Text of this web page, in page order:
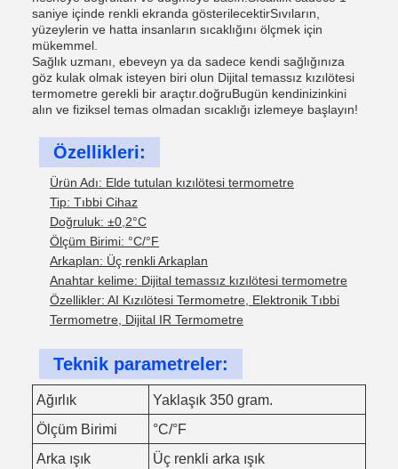
saniye içinde renkli ekranda gösterilecektirSıvıların,
yüzeylerin ve hatta insanların sıcaklığını ölçmek için
mükemmel.
Sağlık uzmanı, ebeveyn ya da sadece kendi sağlığınıza
göz kulak olmak isteyen biri olun Dijital temassız kızılötesi
termometre gerekli bir araçtır.doğruBugün kendinizinkini
alın ve fiziksel temas olmadan sıcaklığı izlemeye başlayın!
Özellikleri:
Ürün Adı: Elde tutulan kızılötesi termometre
Tip: Tıbbi Cihaz
Doğruluk: ±0,2°C
Ölçüm Birimi: °C/°F
Arkaplan: Üç renkli Arkaplan
Anahtar kelime: Dijital temassız kızılötesi termometre
Özellikler: AI Kızılötesi Termometre, Elektronik Tıbbi
Termometre, Dijital IR Termometre
Teknik parametreler:
Ağırlık
Yaklaşık 350 gram.
Ölçüm Birimi
°C/°F
Arka ışık
Üç renkli arka ışık